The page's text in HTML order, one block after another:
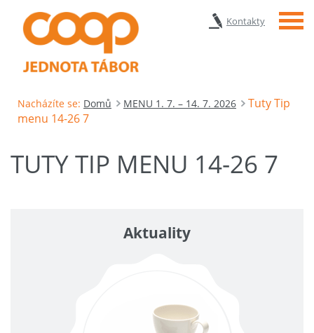
Kontakty Menu
Nacházíte se: Domů MENU 1. 7. – 14. 7. 2026
Tuty Tip
menu 14-26 7
TUTY TIP MENU 14-26 7
Aktuality